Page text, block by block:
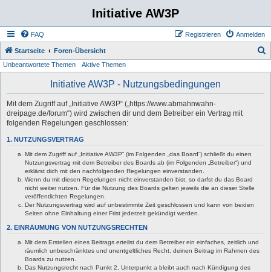
Initiative AW3P
FAQ Anmelden
Registrieren
Startseite Foren-Übersicht
Unbeantwortete Themen Aktive Themen
Initiative AW3P - Nutzungsbedingungen
Mit dem Zugriff auf „Initiative AW3P“ („https://www.abmahnwahn-
dreipage.de/forum“) wird zwischen dir und dem Betreiber ein Vertrag mit
folgenden Regelungen geschlossen:
1. NUTZUNGSVERTRAG
Mit dem Zugriff auf „Initiative AW3P“ (im Folgenden „das Board“) schließt du einen
Nutzungsvertrag mit dem Betreiber des Boards ab (im Folgenden „Betreiber“) und
erklärst dich mit den nachfolgenden Regelungen einverstanden.
Wenn du mit diesen Regelungen nicht einverstanden bist, so darfst du das Board
nicht weiter nutzen. Für die Nutzung des Boards gelten jeweils die an dieser Stelle
veröffentlichten Regelungen.
Der Nutzungsvertrag wird auf unbestimmte Zeit geschlossen und kann von beiden
Seiten ohne Einhaltung einer Frist jederzeit gekündigt werden.
2. EINRÄUMUNG VON NUTZUNGSRECHTEN
Mit dem Erstellen eines Beitrags erteilst du dem Betreiber ein einfaches, zeitlich und
räumlich unbeschränktes und unentgeltliches Recht, deinen Beitrag im Rahmen des
Boards zu nutzen.
Das Nutzungsrecht nach Punkt 2, Unterpunkt a bleibt auch nach Kündigung des